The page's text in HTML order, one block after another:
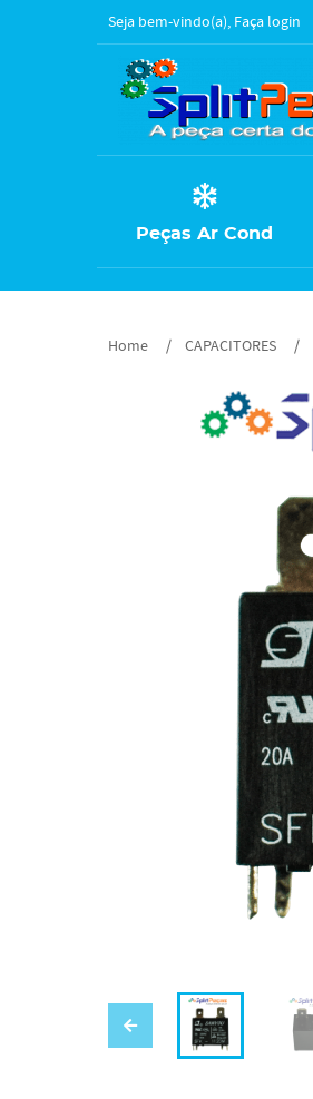
Seja bem-vindo(a), Faça login
Peças Ar Cond
Home CAPACITORES